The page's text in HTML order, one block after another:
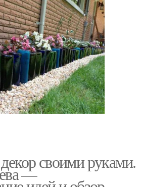
своими руками.
—